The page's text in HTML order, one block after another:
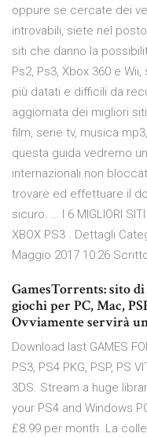
oppure se cercate dei
introvabili, siete nel
siti che danno la
Ps2, Ps3, Xbox 360 e
più datati e difficili da
aggiornata dei migliori
film, serie tv, musica
questa guida vedremo
internazionali non
trovare ed effettuare il
sicuro. … I 6 MIGLIORI SITI
XBOX PS3 . Dettagli
Maggio 2017 10:26
GamesTorrents: sito
giochi per PC, Mac,
Ovviamente servirà
Download last GAMES
PS3, PS4 PKG, PSP, PS
3DS. Stream a huge
your PS4 and Windows
£8.99 per month La